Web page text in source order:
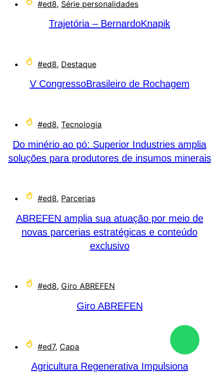
#ed8, Série personalidades
Trajetória – BernardoKnapik
#ed8, Destaque
V CongressoBrasileiro de Rochagem
#ed8, Tecnologia
Do minério ao pó: Superior Industries amplia
soluções para produtores de insumos minerais
#ed8, Parcerias
ABREFEN amplia sua atuação por meio de
novas parcerias estratégicas e conteúdo
exclusivo
#ed8, Giro ABREFEN
Giro ABREFEN
#ed7, Capa
Agricultura Regenerativa Impulsiona